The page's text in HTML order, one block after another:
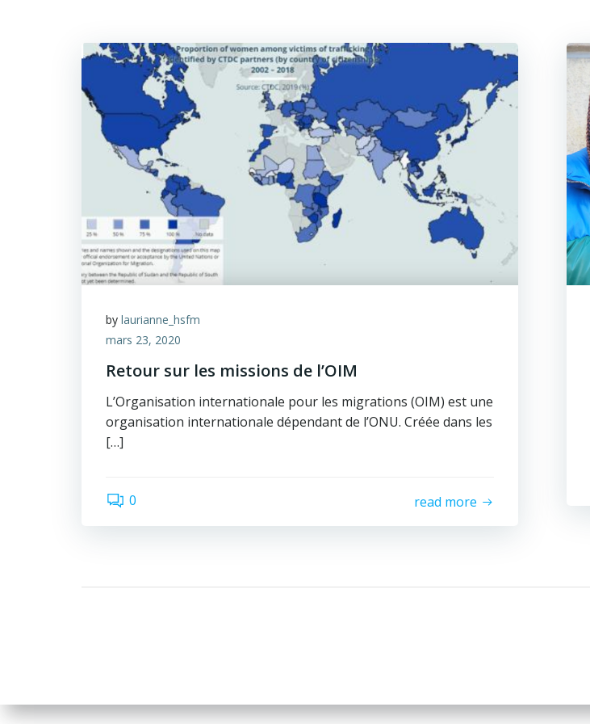
by laurianne_hsfm
mars 23, 2020
Retour sur les missions de l’OIM
L’Organisation internationale pour les migrations (OIM) est une
organisation internationale dépendant de l’ONU. Créée dans les
[…]
0 read more